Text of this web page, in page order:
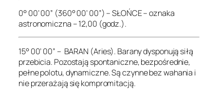
0° 00’ 00” (360° 00’ 00”) – SŁOŃCE – oznaka
astronomiczna – 12,00 (godz.).
15° 00’ 00” – BARAN (Aries). Barany dysponują siłą
przebicia. Pozostają spontaniczne, bezpośrednie,
pełne polotu, dynamiczne. Są czynne bez wahania i
nie przerażają się kompromitacją.